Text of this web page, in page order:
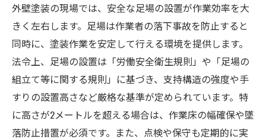
外壁塗装の現場では、安全な足場の設置が作業効率を大
きく左右します。足場は作業者の落下事故を防止すると
同時に、塗装作業を安定して行える環境を提供します。
法令上、足場の設置は「労働安全衛生規則」や「足場の
組立て等に関する規則」に基づき、支持構造の強度や手
すりの設置高さなど厳格な基準が定められています。特
に高さが2メートルを超える場合は、作業床の幅確保や墜
落防止措置が必須です。また、点検や保守も定期的に実